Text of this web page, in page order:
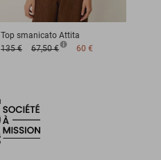
Top smanicato Attita
135 €
67,50 € 60 €